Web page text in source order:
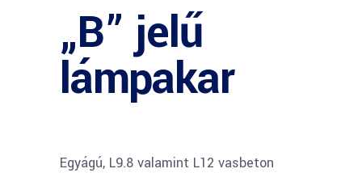
„B” jelű
lámpakar
Egyágú, L9.8 valamint L12 vasbeton